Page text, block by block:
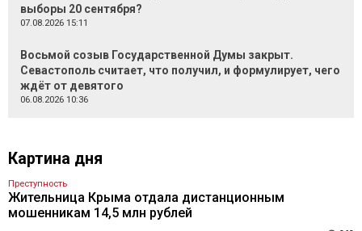
выборы 20 сентября?
07.08.2026 15:11
Восьмой созыв Государственной Думы закрыт.
Севастополь считает, что получил, и формулирует, чего
ждёт от девятого
06.08.2026 10:36
Картина дня
Преступность
Жительница Крыма отдала дистанционным
мошенникам 14,5 млн рублей